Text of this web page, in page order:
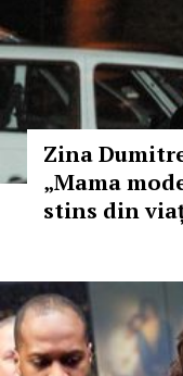
Zina
„Mama
stins din